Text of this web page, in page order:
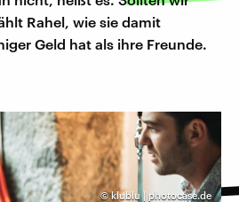
Rahel, wie sie damit
Geld hat als ihre Freunde.
©klublu | photocase.de